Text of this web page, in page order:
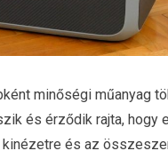
minőségi műanyag
és érződik rajta, hogy
kinézetre és az